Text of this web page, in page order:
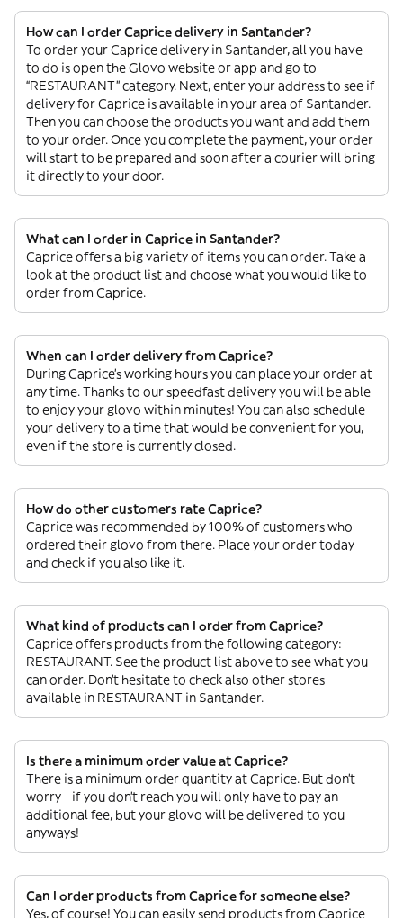
How can I order Caprice delivery in Santander?
To order your Caprice delivery in Santander, all you have
to do is open the Glovo website or app and go to
“RESTAURANT” category. Next, enter your address to see if
delivery for Caprice is available in your area of Santander.
Then you can choose the products you want and add them
to your order. Once you complete the payment, your order
will start to be prepared and soon after a courier will bring
it directly to your door.
What can I order in Caprice in Santander?
Caprice offers a big variety of items you can order. Take a
look at the product list and choose what you would like to
order from Caprice.
When can I order delivery from Caprice?
During Caprice’s working hours you can place your order at
any time. Thanks to our speedfast delivery you will be able
to enjoy your glovo within minutes! You can also schedule
your delivery to a time that would be convenient for you,
even if the store is currently closed.
How do other customers rate Caprice?
Caprice was recommended by 100% of customers who
ordered their glovo from there. Place your order today
and check if you also like it.
What kind of products can I order from Caprice?
Caprice offers products from the following category:
RESTAURANT. See the product list above to see what you
can order. Don’t hesitate to check also other stores
available in RESTAURANT in Santander.
Is there a minimum order value at Caprice?
There is a minimum order quantity at Caprice. But don’t
worry - if you don’t reach you will only have to pay an
additional fee, but your glovo will be delivered to you
anyways!
Can I order products from Caprice for someone else?
Yes, of course! You can easily send products from Caprice